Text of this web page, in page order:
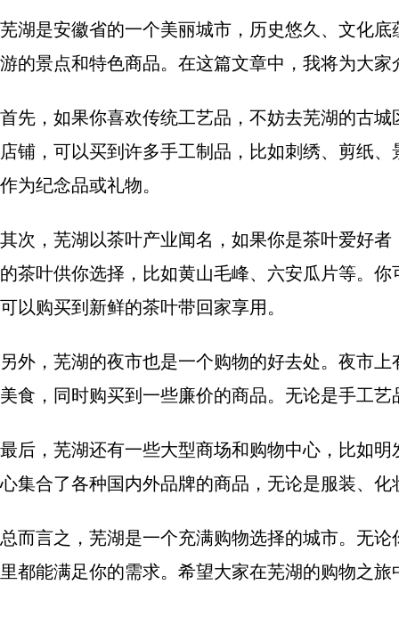
芜湖是安徽省的一个美丽城市，历史悠久、文化
游的景点和特色商品。在这篇文章中，我将为大
首先，如果你喜欢传统工艺品，不妨去芜湖的古
店铺，可以买到许多手工制品，比如刺绣、剪纸
作为纪念品或礼物。
其次，芜湖以茶叶产业闻名，如果你是茶叶爱好
的茶叶供你选择，比如黄山毛峰、六安瓜片等。
可以购买到新鲜的茶叶带回家享用。
另外，芜湖的夜市也是一个购物的好去处。夜市
美食，同时购买到一些廉价的商品。无论是手工
最后，芜湖还有一些大型商场和购物中心，比如
心集合了各种国内外品牌的商品，无论是服装、
总而言之，芜湖是一个充满购物选择的城市。无
里都能满足你的需求。希望大家在芜湖的购物之